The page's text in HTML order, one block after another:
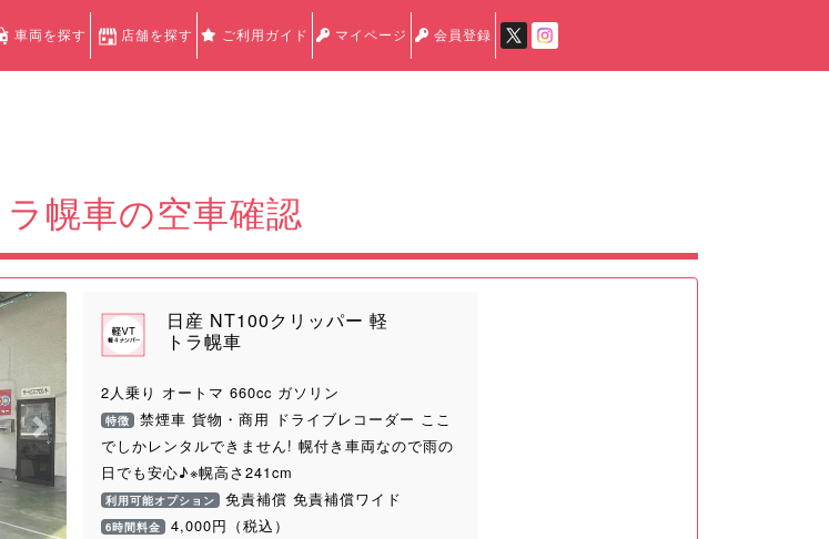
車両を探す 店舗を探す ご利用ガイド マイページ 会員登録
幌車の空車確認
Next
日産 NT100クリッパー 軽
トラ幌車
2人乗り オートマ 660cc ガソリン
特徴 禁煙車 貨物・商用 ドライブレコーダー ここ
でしかレンタルできません! 幌付き車両なので雨の
日でも安心♪※幌高さ241cm
利用可能オプション 免責補償 免責補償ワイド
6時間料金 4,000円（税込）